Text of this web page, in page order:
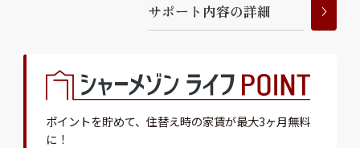
サポー ト 内容の詳細
ポイントを貯めて、 住替え時の家賃が最大3ヶ月無料
に！